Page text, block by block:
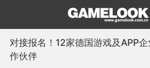
对接报名！12家德国游戏及APP
作伙伴